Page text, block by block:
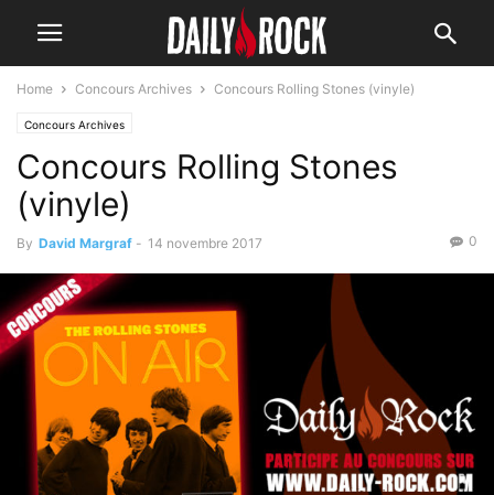
Home Concours Archives Concours Rolling Stones (vinyle)
Concours Archives
Concours Rolling Stones
(vinyle)
By David Margraf - 14 novembre 2017 0